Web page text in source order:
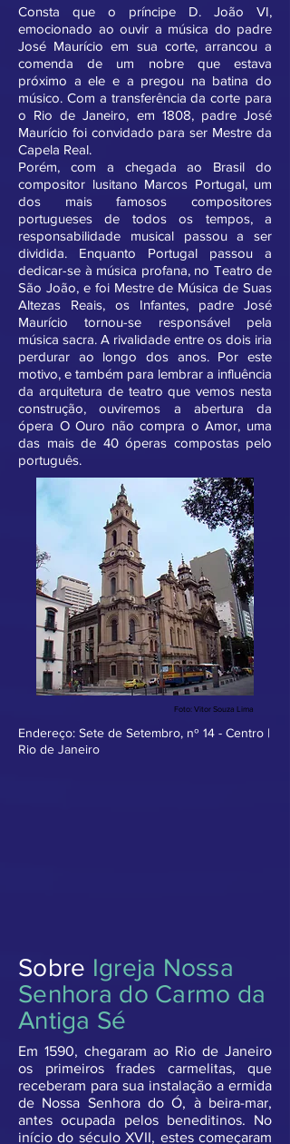
Consta que o príncipe D. João VI,
emocionado ao ouvir a música do padre
José Maurício em sua corte, arrancou a
comenda de um nobre que estava
próximo a ele e a pregou na batina do
músico. Com a transferência da corte para
o Rio de Janeiro, em 1808, padre José
Maurício foi convidado para ser Mestre da
Capela Real.
Porém, com a chegada ao Brasil do
compositor lusitano Marcos Portugal, um
dos mais famosos compositores
portugueses de todos os tempos, a
responsabilidade musical passou a ser
dividida. Enquanto Portugal passou a
dedicar-se à música profana, no Teatro de
São João, e foi Mestre de Música de Suas
Altezas Reais, os Infantes, padre José
Maurício tornou-se responsável pela
música sacra. A rivalidade entre os dois iria
perdurar ao longo dos anos. Por este
motivo, e também para lembrar a influência
da arquitetura de teatro que vemos nesta
construção, ouviremos a abertura da
ópera O Ouro não compra o Amor, uma
das mais de 40 óperas compostas pelo
português.
Foto: Vitor Souza Lima
Endereço: Sete de Setembro, nº 14 - Centro |
Rio de Janeiro
Sobre Igreja Nossa
Senhora do Carmo da
Antiga Sé
Em 1590, chegaram ao Rio de Janeiro
os primeiros frades carmelitas, que
receberam para sua instalação a ermida
de Nossa Senhora do Ó, à beira-mar,
antes ocupada pelos beneditinos. No
início do século XVII, estes começaram